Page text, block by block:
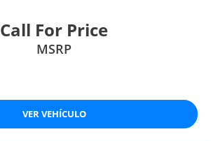
Call For Price
MSRP
VER VEHÍCULO